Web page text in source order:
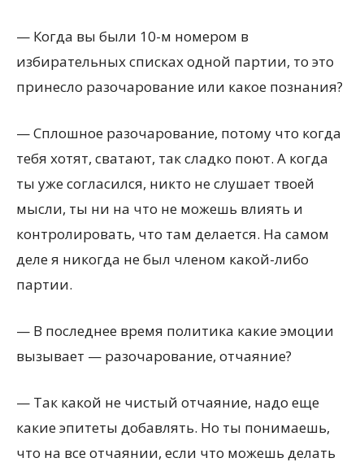
— Когда вы были 10-м номером в
избирательных списках одной партии, то это
принесло разочарование или какое познания?
— Сплошное разочарование, потому что когда
тебя хотят, сватают, так сладко поют. А когда
ты уже согласился, никто не слушает твоей
мысли, ты ни на что не можешь влиять и
контролировать, что там делается. На самом
деле я никогда не был членом какой-либо
партии.
— В последнее время политика какие эмоции
вызывает — разочарование, отчаяние?
— Так какой не чистый отчаяние, надо еще
какие эпитеты добавлять. Но ты понимаешь,
что на все отчаянии, если что можешь делать